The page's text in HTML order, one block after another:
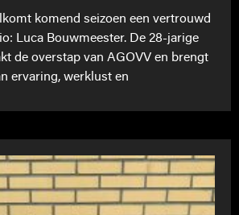
komend seizoen een vertrouwd
Luca Bouwmeester. De 28-jarige
de overstap van AGOVV en brengt
ervaring, werklust en